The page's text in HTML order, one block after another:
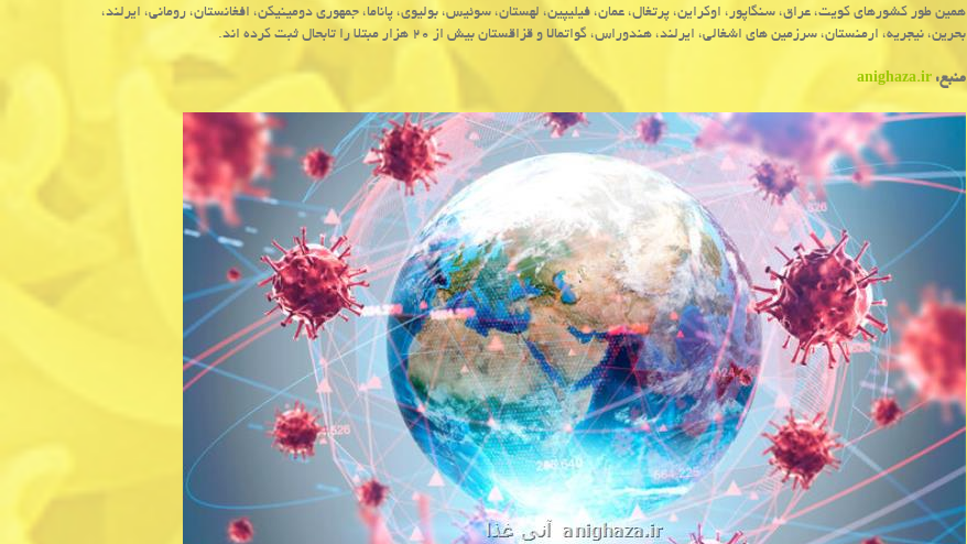
همین طور کشورهای کویت، عراق، سنگاپور، اوکراین، پرتغال، عمان، فیلیپین، لهستان، سوئیس، بولیوی، پاناما، جمهوری دومینیکن، افغانستان، رومانی، ایرلند،
بحرین، نیجریه، ارمنستان، سرزمین های اشغالی، ایرلند، هندوراس، گواتمالا و قزاقستان بیش از ۲۰ هزار مبتلا را تابحال ثبت کرده اند.
منبع: anighaza.ir